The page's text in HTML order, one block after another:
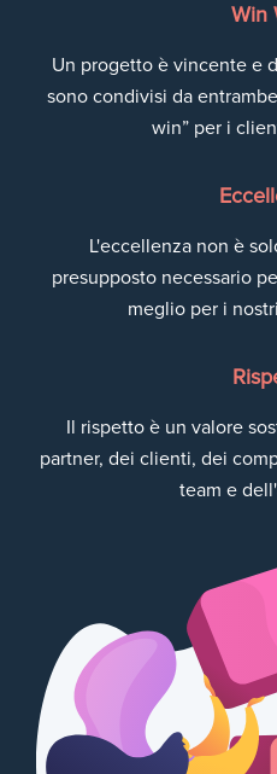
Win
Un progetto è vincente e
sono condivisi da
win” per i
L'eccellenza non è
presupposto necessario
meglio per i
Il rispetto è un valore
partner, dei clienti, dei
team e